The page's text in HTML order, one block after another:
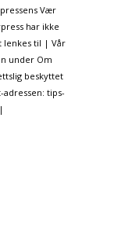
Vær
har ikke
lenkes til | Vår
under Om
beskyttet
tips-